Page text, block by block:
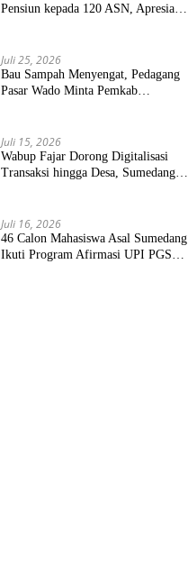
Pensiun kepada 120 ASN, Apresiasi
Juli 25, 2026
Bau Sampah Menyengat, Pedagang
Pasar Wado Minta Pemkab
Juli 15, 2026
Wabup Fajar Dorong Digitalisasi
Transaksi hingga Desa, Sumedang
Juli 16, 2026
46 Calon Mahasiswa Asal Sumedang
Ikuti Program Afirmasi UPI PGSD,